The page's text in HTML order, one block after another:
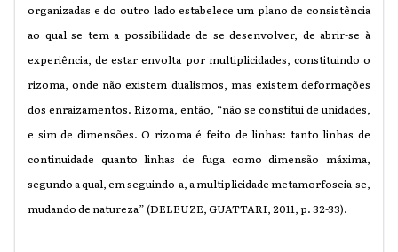
organizadas e do outro lado estabelece um plano de consistência
ao qual se tem a possibilidade de se desenvolver, de abrir-se à
experiência, de estar envolta por multiplicidades, constituindo o
rizoma, onde não existem dualismos, mas existem deformações
dos enraizamentos. Rizoma, então, “não se constitui de unidades,
e sim de dimensões. O rizoma é feito de linhas: tanto linhas de
continuidade quanto linhas de fuga como dimensão máxima,
segundo a qual, em seguindo-a, a multiplicidade metamorfoseia-se,
mudando de natureza” (DELEUZE, GUATTARI, 2011, p. 32-33).